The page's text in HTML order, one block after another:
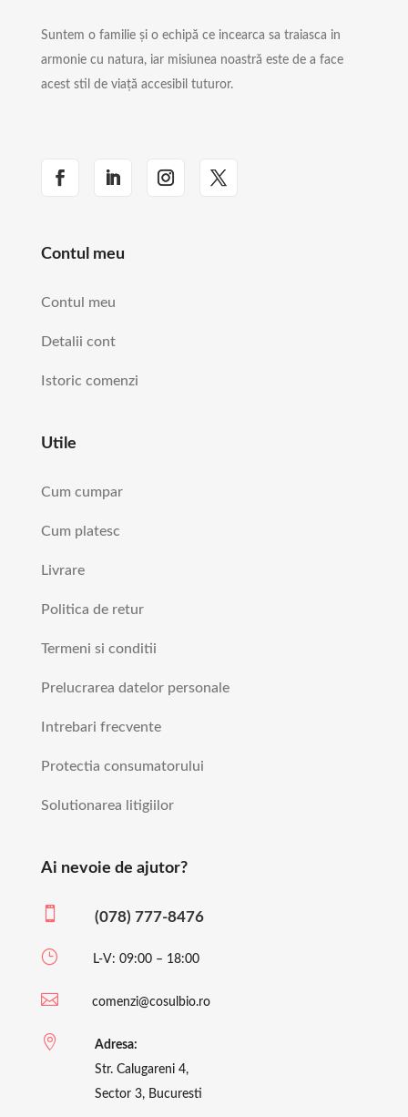
Suntem o familie și o echipă ce incearca sa traiasca in
armonie cu natura, iar misiunea noastră este de a face
acest stil de viață accesibil tuturor.
Contul meu
Contul meu
Detalii cont
Istoric comenzi
Utile
Cum cumpar
Cum platesc
Livrare
Politica de retur
Termeni si conditii
Prelucrarea datelor personale
Intrebari frecvente
Protectia consumatorului
Solutionarea litigiilor
Ai nevoie de ajutor?
 (078) 777-8476
} L-V: 09:00 – 18:00
 comenzi@cosulbio.ro

Adresa:
Str. Calugareni 4,
Sector 3, Bucuresti